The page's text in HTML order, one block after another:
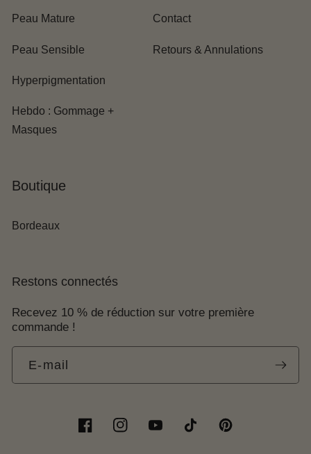
Peau Mature
Peau Sensible
Hyperpigmentation
Hebdo : Gommage +
Masques
Contact
Retours & Annulations
Boutique
Bordeaux
Restons connectés
Recevez 10 % de réduction sur votre première
commande !
E-mail
FacebookInstagramYouTubeTikTok Pinterest